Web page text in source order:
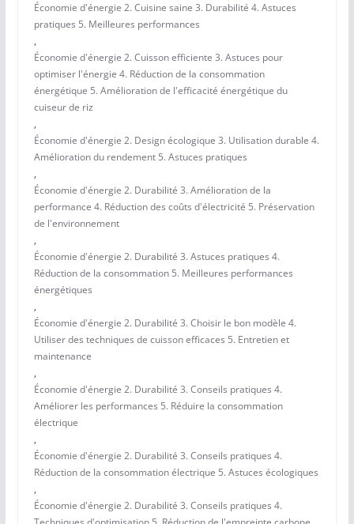
Économie d'énergie 2. Cuisine saine 3. Durabilité 4. Astuces
pratiques 5. Meilleures performances
,
Économie d'énergie 2. Cuisson efficiente 3. Astuces pour
optimiser l'énergie 4. Réduction de la consommation
énergétique 5. Amélioration de l'efficacité énergétique du
cuiseur de riz
,
Économie d'énergie 2. Design écologique 3. Utilisation durable 4.
Amélioration du rendement 5. Astuces pratiques
,
Économie d'énergie 2. Durabilité 3. Amélioration de la
performance 4. Réduction des coûts d'électricité 5. Préservation
de l'environnement
,
Économie d'énergie 2. Durabilité 3. Astuces pratiques 4.
Réduction de la consommation 5. Meilleures performances
énergétiques
,
Économie d'énergie 2. Durabilité 3. Choisir le bon modèle 4.
Utiliser des techniques de cuisson efficaces 5. Entretien et
maintenance
,
Économie d'énergie 2. Durabilité 3. Conseils pratiques 4.
Améliorer les performances 5. Réduire la consommation
électrique
,
Économie d'énergie 2. Durabilité 3. Conseils pratiques 4.
Réduction de la consommation électrique 5. Astuces écologiques
,
Économie d'énergie 2. Durabilité 3. Conseils pratiques 4.